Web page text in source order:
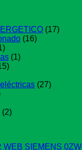
(17)
(16)
(1)
(27)
(2)